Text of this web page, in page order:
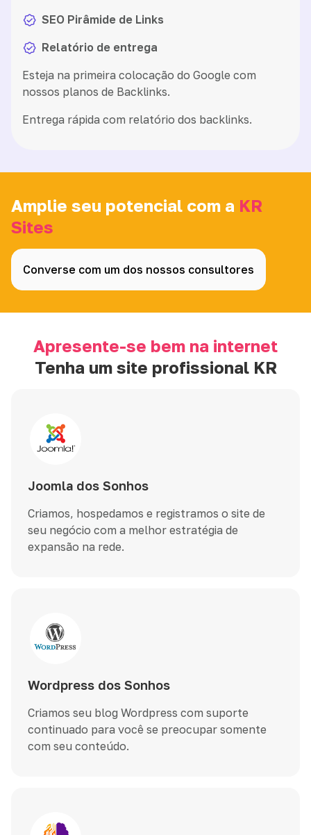
SEO Pirâmide de Links
Relatório de entrega
Esteja na primeira colocação do Google com
nossos planos de Backlinks.
Entrega rápida com relatório dos backlinks.
Amplie seu potencial com a KR
Sites
Converse com um dos nossos consultores
Apresente-se bem na internet
Tenha um site profissional KR
Joomla dos Sonhos
Criamos, hospedamos e registramos o site de
seu negócio com a melhor estratégia de
expansão na rede.
Wordpress dos Sonhos
Criamos seu blog Wordpress com suporte
continuado para você se preocupar somente
com seu conteúdo.